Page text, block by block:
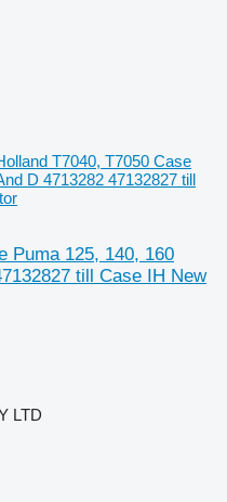
T7040, T7050 Case
D 4713282 47132827 till
Puma 125, 140, 160
till Case IH New
LTD